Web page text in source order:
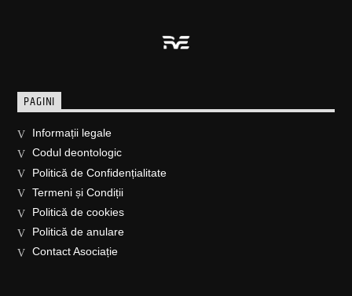
PAGINI
Informații legale
Codul deontologic
Politică de Confidențialitate
Termeni și Condiții
Politică de cookies
Politică de anulare
Contact Asociație